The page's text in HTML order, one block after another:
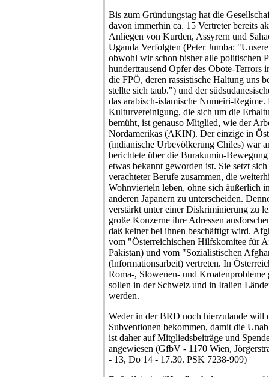
Bis zum Gründungstag hat die
davon immerhin ca. 15 Vertreter bereits
Anliegen von Kurden, Assyrern und
Uganda Verfolgten (Peter Jumba:
obwohl wir schon bisher alle politischen
hunderttausend Opfer des Obote-Terrors
die FPÖ, deren rassistische Haltung uns
stellte sich taub.") und der
das arabisch-islamische Numeiri-
Kulturvereinigung, die sich um die
bemüht, ist genauso Mitglied, wie der
Nordamerikas (AKIN). Der einzige in
(indianische Urbevölkerung Chiles) war
berichtete über die Burakumin-
etwas bekannt geworden ist. Sie setzt
verachteter Berufe zusammen, die
Wohnvierteln leben, ohne sich äußerlich
anderen Japanern zu unterscheiden.
verstärkt unter einer Diskriminierung zu
große Konzerne ihre Adressen
daß keiner bei ihnen beschäftigt wird.
vom "Österreichischen Hilfskomitee für
Pakistan) und vom "Sozialistischen
(lnformationsarbeit) vertreten. In
Roma-, Slowenen- und Kroatenprobleme
sollen in der Schweiz und in Italien
werden.
Weder in der BRD noch hierzulande will
Subventionen bekommen, damit die
ist daher auf Mitgliedsbeiträge und
angewiesen (GfbV - 1170 Wien,
- 13, Do 14 - 17.30. PSK 7238-909)